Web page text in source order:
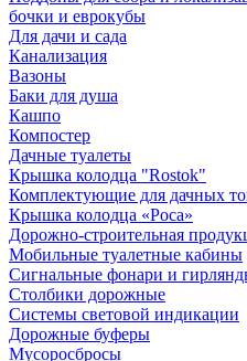
бочки и еврокубы
Для дачи и сада
Канализация
Вазоны
Баки для душа
Кашпо
Компостер
Дачные туалеты
Крышка колодца "Rostok"
Комплектующие для дачных
Крышка колодца «Роса»
Дорожно-строительная
Мобильные туалетные кабины
Сигнальные фонари и
Столбики дорожные
Системы световой индикации
Дорожные буферы
Мусоросбросы